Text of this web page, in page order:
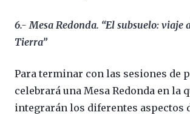
6.- Mesa Redonda. “El subsuelo: viaje
Tierra”
Para terminar con las sesiones de
celebrará una Mesa Redonda en la
integrarán los diferentes aspectos